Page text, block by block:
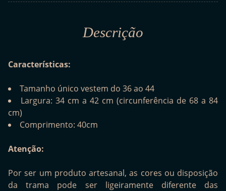
Descrição
Características:
Tamanho único vestem do 36 ao 44
Largura: 34 cm a 42 cm (circunferência de 68 a 84
cm)
Comprimento: 40cm
Atenção:
Por ser um produto artesanal, as cores ou disposição
da trama pode ser ligeiramente diferente das